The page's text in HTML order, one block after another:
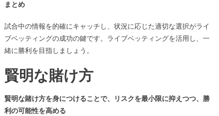
まとめ
試合中の情報を的確にキャッチし、状況に応じた適切な選択がライ
ブベッティングの成功の鍵です。ライブベッティングを活用し、一
緒に勝利を目指しましょう。
賢明な賭け方
賢明な賭け方を身につけることで、リスクを最小限に抑えつつ、勝
利の可能性を高める